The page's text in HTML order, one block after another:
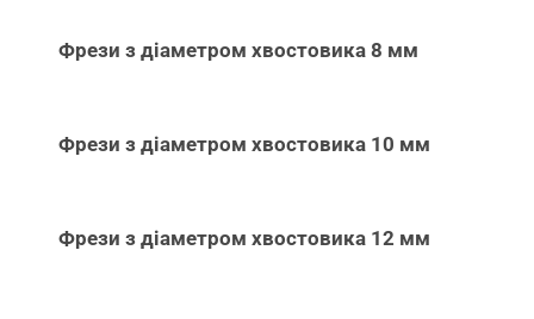
Фрези з діаметром хвостовика 8 мм
Фрези з діаметром хвостовика 10 мм
Фрези з діаметром хвостовика 12 мм